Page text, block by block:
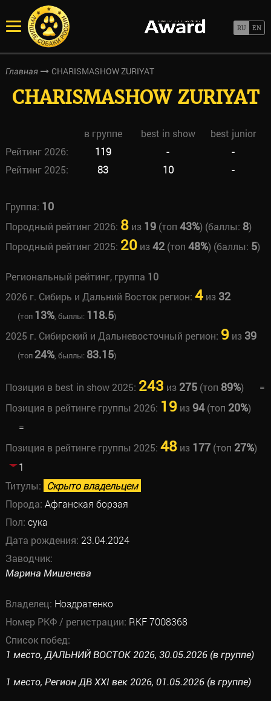
Главная CHARISMASHOW ZURIYAT
CHARISMASHOW ZURIYAT
в группе best in show
best junior
Рейтинг 2026:
119 -
-
Рейтинг 2025:
83 10 -
Группа: 10
Породный рейтинг 2026: 8из 19(топ 43%) (баллы: 8)
Породный рейтинг 2025: 20из42(топ 48%) (баллы: 5)
Региональный рейтинг, группа 10
2026 г. Сибирь и Дальний Восток регион: 4из 32
(топ 13%, быллы: 118.5)
2025 г. Сибирский и Дальневосточный регион: 9 из 39
(топ 24%, быллы: 83.15)
Позиция в best in show 2025: 243 из 275(топ 89%)
=
Позиция в рейтинге группы 2026: 19 из94(топ 20%)
=
Позиция в рейтинге группы 2025: 48из 177(топ 27%)
1
Титулы: Скрыто владельцем
Порода: Афганская борзая
Пол: сука
Дата рождения: 23.04.2024
Заводчик:
Марина Мишенева
Владелец: Ноздратенко
Номер РКФ / регистрации: RKF 7008368
Список побед:
1 место, ДАЛЬНИЙ ВОСТОК 2026, 30.05.2026 (в группе)
1 место, Регион ДВ XXI век 2026, 01.05.2026 (в группе)